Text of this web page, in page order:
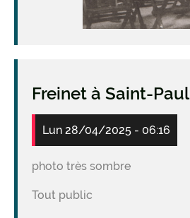
Freinet à Saint-Paul
Lun 28/04/2025 - 06:16
photo très sombre
Tout public